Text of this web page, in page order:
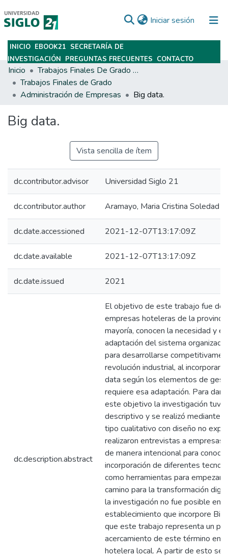
Iniciar sesión (current)
Subir
INICIO EBOOK21 SECRETARÍA DE
INVESTIGACIÓN PREGUNTAS FRECUENTES CONTACTO
Inicio
Trabajos Finales De Grado Y Posgrado
Trabajos Finales de Grado
Administración de Empresas
Big data.
Big data.
Vista sencilla de ítem
dc.contributor.advisor Universidad Siglo 21
dc.contributor.author Aramayo, Maria Cristina Soledad
dc.date.accessioned 2021-12-07T13:17:09Z
dc.date.available 2021-12-07T13:17:09Z
dc.date.issued 2021
dc.description.abstract
El objetivo de este trabajo fue
empresas hoteleras de la
mayoría, conocen la necesidad y
adaptación del sistema
para desarrollarse
revolución industrial, al incorporar
data según los elementos de
requiere esa adaptación. Para
este objetivo la investigación tuvo
descriptivo y se realizó mediante
tipo cualitativo con diseño no
realizaron entrevistas a empresas
de manera intencional para
incorporación de diferentes
como herramientas para empezar
camino para la transformación
la investigación no fue posible
establecimiento que incorpore
que este trabajo representa un
acercamiento de este término en
hotelera local. A partir de esto se